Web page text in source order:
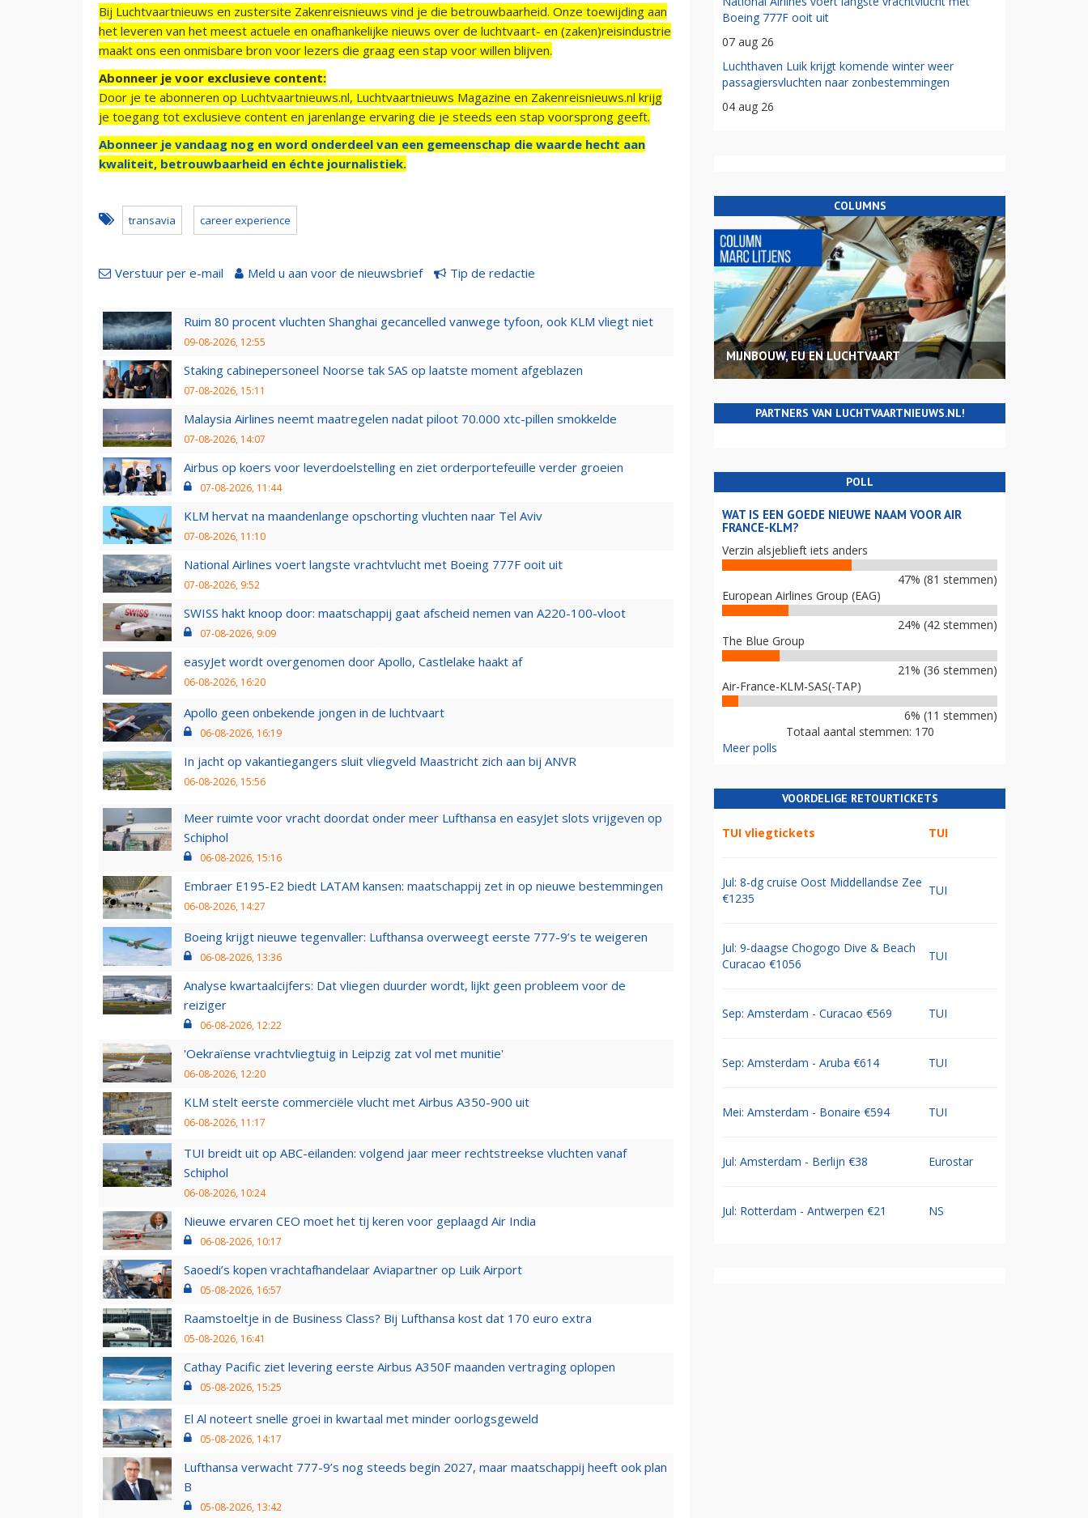
Bij Luchtvaartnieuws en zustersite Zakenreisnieuws vind je die betrouwbaarheid. Onze toewijding aan
het leveren van het meest actuele en onafhankelijke nieuws over de luchtvaart- en (zaken)reisindustrie
maakt ons een onmisbare bron voor lezers die graag een stap voor willen blijven.
Abonneer je voor exclusieve content:
Door je te abonneren op Luchtvaartnieuws.nl, Luchtvaartnieuws Magazine en Zakenreisnieuws.nl krijg
je toegang tot exclusieve content en jarenlange ervaring die je steeds een stap voorsprong geeft.
Abonneer je vandaag nog en word onderdeel van een gemeenschap die waarde hecht aan
kwaliteit, betrouwbaarheid en échte journalistiek.
transavia career experience
Verstuur per e-mail Meld u aan voor de nieuwsbrief Tip de redactie
Ruim 80 procent vluchten Shanghai gecancelled vanwege tyfoon, ook KLM vliegt niet
09-08-2026, 12:55
Staking cabinepersoneel Noorse tak SAS op laatste moment afgeblazen
07-08-2026, 15:11
Malaysia Airlines neemt maatregelen nadat piloot 70.000 xtc-pillen smokkelde
07-08-2026, 14:07
Airbus op koers voor leverdoelstelling en ziet orderportefeuille verder groeien
07-08-2026, 11:44
KLM hervat na maandenlange opschorting vluchten naar Tel Aviv
07-08-2026, 11:10
National Airlines voert langste vrachtvlucht met Boeing 777F ooit uit
07-08-2026, 9:52
SWISS hakt knoop door: maatschappij gaat afscheid nemen van A220-100-vloot
07-08-2026, 9:09
easyJet wordt overgenomen door Apollo, Castlelake haakt af
06-08-2026, 16:20
Apollo geen onbekende jongen in de luchtvaart
06-08-2026, 16:19
In jacht op vakantiegangers sluit vliegveld Maastricht zich aan bij ANVR
06-08-2026, 15:56
Meer ruimte voor vracht doordat onder meer Lufthansa en easyJet slots vrijgeven op
Schiphol
06-08-2026, 15:16
Embraer E195-E2 biedt LATAM kansen: maatschappij zet in op nieuwe bestemmingen
06-08-2026, 14:27
Boeing krijgt nieuwe tegenvaller: Lufthansa overweegt eerste 777-9’s te weigeren
06-08-2026, 13:36
Analyse kwartaalcijfers: Dat vliegen duurder wordt, lijkt geen probleem voor de
reiziger
06-08-2026, 12:22
'Oekraïense vrachtvliegtuig in Leipzig zat vol met munitie'
06-08-2026, 12:20
KLM stelt eerste commerciële vlucht met Airbus A350-900 uit
06-08-2026, 11:17
TUI breidt uit op ABC-eilanden: volgend jaar meer rechtstreekse vluchten vanaf
Schiphol
06-08-2026, 10:24
Nieuwe ervaren CEO moet het tij keren voor geplaagd Air India
06-08-2026, 10:17
Saoedi’s kopen vrachtafhandelaar Aviapartner op Luik Airport
05-08-2026, 16:57
Raamstoeltje in de Business Class? Bij Lufthansa kost dat 170 euro extra
05-08-2026, 16:41
Cathay Pacific ziet levering eerste Airbus A350F maanden vertraging oplopen
05-08-2026, 15:25
El Al noteert snelle groei in kwartaal met minder oorlogsgeweld
05-08-2026, 14:17
Lufthansa verwacht 777-9’s nog steeds begin 2027, maar maatschappij heeft ook plan
B
05-08-2026, 13:42
Boeing 777F ooit uit
07 aug 26
Luchthaven Luik krijgt komende winter weer
passagiersvluchten naar zonbestemmingen
04 aug 26
COLUMNS
MIJNBOUW, EU EN LUCHTVAART
PARTNERS VAN LUCHTVAARTNIEUWS.NL!
POLL
WAT IS EEN GOEDE NIEUWE NAAM VOOR AIR
FRANCE-KLM?
Verzin alsjeblieft iets anders
47% (81 stemmen)
European Airlines Group (EAG)
24% (42 stemmen)
The Blue Group
21% (36 stemmen)
Air-France-KLM-SAS(-TAP)
6% (11 stemmen)
Totaal aantal stemmen: 170
Meer polls
VOORDELIGE RETOURTICKETS
TUI vliegtickets TUI
Jul: 8-dg cruise Oost Middellandse Zee
€1235
TUI
Jul: 9-daagse Chogogo Dive & Beach
Curacao €1056
TUI
Sep: Amsterdam - Curacao €569 TUI
Sep: Amsterdam - Aruba €614 TUI
Mei: Amsterdam - Bonaire €594 TUI
Jul: Amsterdam - Berlijn €38 Eurostar
Jul: Rotterdam - Antwerpen €21 NS